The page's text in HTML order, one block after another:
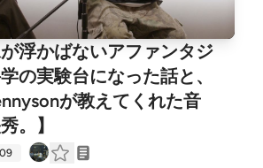
ロック史」論争について00:34:13
変わった？「文脈の交差点」として
コロナ禍以降の「ネットカ
の語り方00:51:59 ポッドキャスト
ドキュメンタリー映画『Age of Au
。サイン入りステッカー当選者10
願の『ギター・マガジン』今月号
われた三現主義ラジオX: https://x.c
浮かばないアファンタジ
の実験台になった話と、
が教えてくれた音
。】